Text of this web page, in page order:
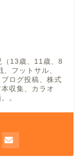
（13歳、11歳、8
フットサル、
ログ投稿、株式
収集、カラオ
。